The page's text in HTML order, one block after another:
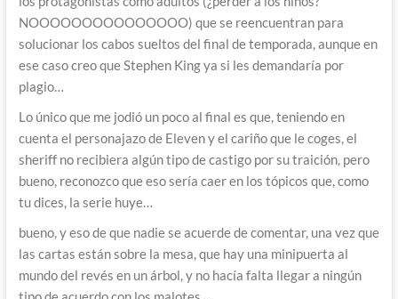
NOOOOOOOOOOOOOOO) que se reencuentran para
solucionar los cabos sueltos del final de temporada, aunque en
ese caso creo que Stephen King ya si les demandaría por
plagio…
Lo único que me jodió un poco al final es que, teniendo en
cuenta el personajazo de Eleven y el cariño que le coges, el
sheriff no recibiera algún tipo de castigo por su traición, pero
bueno, reconozco que eso sería caer en los tópicos que, como
tu dices, la serie huye…
bueno, y eso de que nadie se acuerde de comentar, una vez que
las cartas están sobre la mesa, que hay una minipuerta al
mundo del revés en un árbol, y no hacía falta llegar a ningún